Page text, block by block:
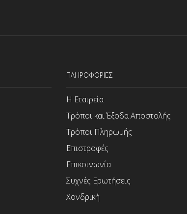
ΠΛΗΡΟΦΟΡΙΕΣ
Η Εταιρεία
Τρόποι και Έξοδα Αποστολής
Τρόποι Πληρωμής
Επιστροφές
Επικοινωνία
Συχνές Ερωτήσεις
Χονδρική